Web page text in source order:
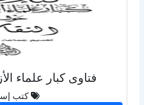
فتاوى كبار علماء
كتب